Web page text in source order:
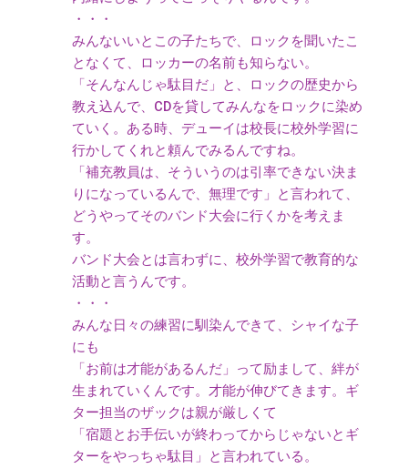
・・・
みんないいとこの子たちで、ロックを聞いたこ
となくて、ロッカーの名前も知らない。
「そんなんじゃ駄目だ」と、ロックの歴史から
教え込んで、CDを貸してみんなをロックに染め
ていく。ある時、デューイは校長に校外学習に
行かしてくれと頼んでみるんですね。
「補充教員は、そういうのは引率できない決ま
りになっているんで、無理です」と言われて、
どうやってそのバンド大会に行くかを考えま
す。
バンド大会とは言わずに、校外学習で教育的な
活動と言うんです。
・・・
みんな日々の練習に馴染んできて、シャイな子
にも
「お前は才能があるんだ」って励まして、絆が
生まれていくんです。才能が伸びてきます。ギ
ター担当のザックは親が厳しくて
「宿題とお手伝いが終わってからじゃないとギ
ターをやっちゃ駄目」と言われている。